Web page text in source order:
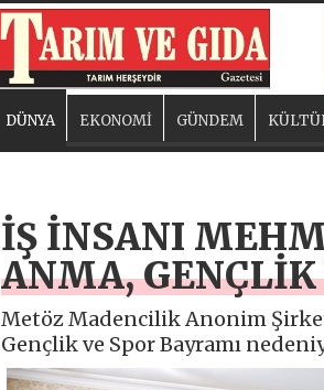
DÜNYA EKONOMİ GÜNDEM
İŞ İNSANI
ANMA, GENÇLİK
Metöz Madencilik Anonim
Gençlik ve Spor Bayramı